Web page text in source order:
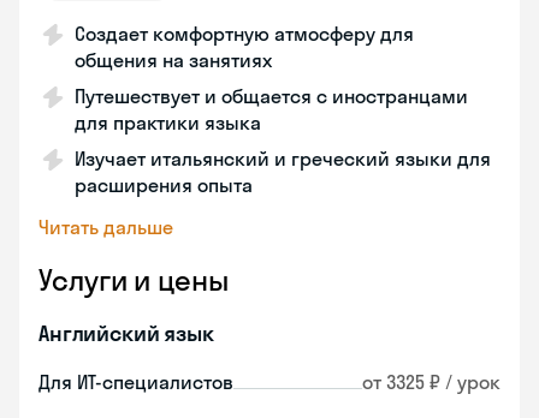
Создает комфортную атмосферу для
общения на занятиях
Путешествует и общается с иностранцами
для практики языка
Изучает итальянский и греческий языки для
расширения опыта
Читать дальше
Услуги и цены
Английский язык
Для ИТ-специалистов от 3325 ₽ / урок